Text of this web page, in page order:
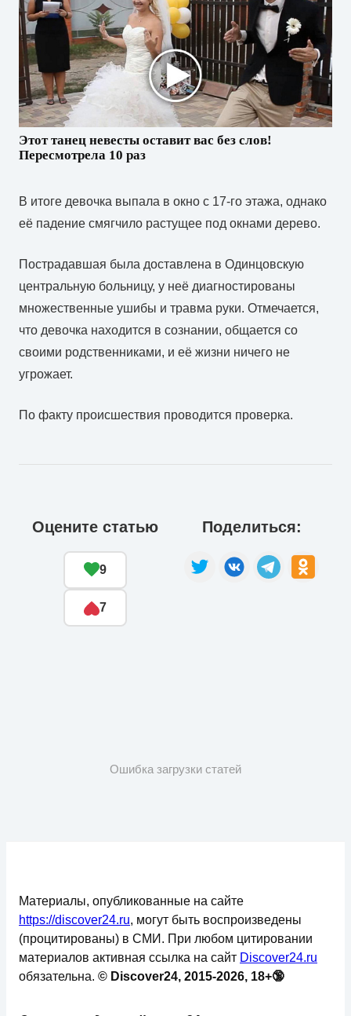
Этот танец невесты оставит вас без слов!
Пересмотрела 10 раз
В итоге девочка выпала в окно с 17-го этажа, однако
её падение смягчило растущее под окнами дерево.
Пострадавшая была доставлена в Одинцовскую
центральную больницу, у неё диагностированы
множественные ушибы и травма руки. Отмечается,
что девочка находится в сознании, общается со
своими родственниками, и её жизни ничего не
угрожает.
По факту происшествия проводится проверка.
Оцените статью
9
7
Поделиться:
Ошибка загрузки статей
Материалы, опубликованные на сайте
https://discover24.ru, могут быть воспроизведены
(процитированы) в СМИ. При любом цитировании
материалов активная ссылка на сайт Discover24.ru
обязательна. © Discover24, 2015-2026, 18+🔞